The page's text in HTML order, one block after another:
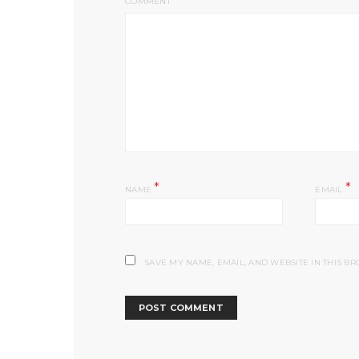
NAME * EMAIL *
SAVE MY NAME, EMAIL, AND WEBSITE IN THIS